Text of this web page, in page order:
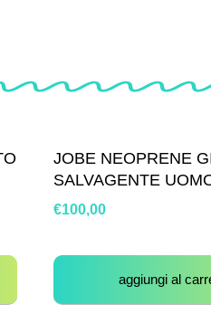
JOBE NEOPRENE
SALVAGENTE
€100,00
aggiungi al